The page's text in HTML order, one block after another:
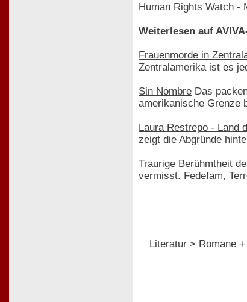
Human Rights Watch -
Weiterlesen auf
Frauenmorde in
Zentralamerika ist es
Sin Nombre Das
amerikanische Grenze
Laura Restrepo - Land
zeigt die Abgründe
Traurige Berühmtheit
vermisst. Fedefam,
Literatur > Romane